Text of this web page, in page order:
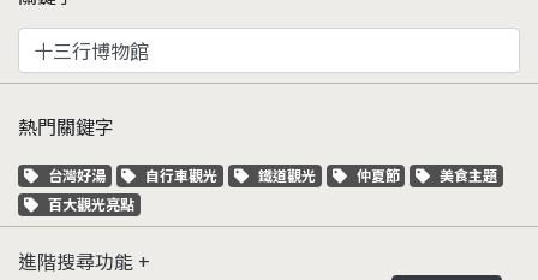
熱門關鍵字
關鍵字標籤
台灣好湯 關鍵字標籤
自行車觀光 關鍵字標籤
鐵道觀光 關鍵字標籤
仲夏節 關鍵字標籤
美食主題
關鍵字標籤
百大觀光亮點
進階搜尋功能